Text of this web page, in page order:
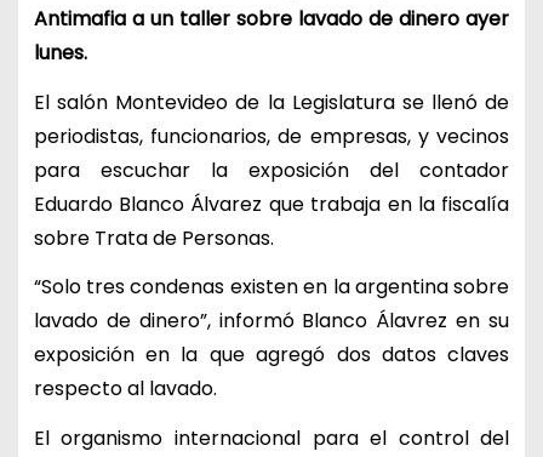
Antimafia a un taller sobre lavado de dinero ayer
lunes.
El salón Montevideo de la Legislatura se llenó de
periodistas, funcionarios, de empresas, y vecinos
para escuchar la exposición del contador
Eduardo Blanco Álvarez que trabaja en la fiscalía
sobre Trata de Personas.
“Solo tres condenas existen en la argentina sobre
lavado de dinero”, informó Blanco Álavrez en su
exposición en la que agregó dos datos claves
respecto al lavado.
El organismo internacional para el control del